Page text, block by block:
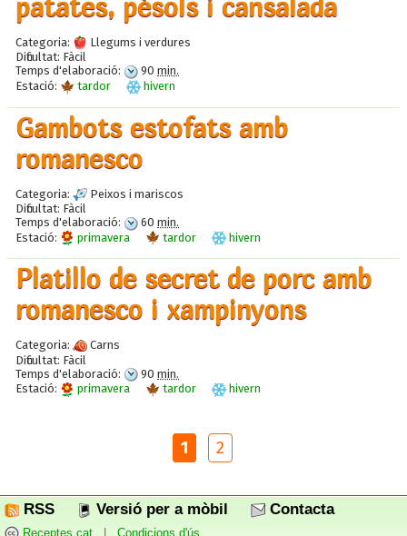
patates, pèsols i cansalada
Categoria:
Llegums i verdures
Dificultat: Fàcil
Temps d'elaboració:
90 min.
Estació:
tardor hivern
Gambots estofats amb
romanesco
Categoria:
Peixos i mariscos
Dificultat: Fàcil
Temps d'elaboració:
60 min.
Estació:
primavera tardor hivern
Platillo de secret de porc amb
romanesco i xampinyons
Categoria:
Carns
Dificultat: Fàcil
Temps d'elaboració:
90 min.
Estació:
primavera tardor hivern
1 2
RSS Versió per a mòbil Contacta